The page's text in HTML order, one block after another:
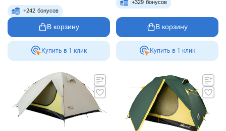
+242 бонусов
В корзину
Купить в 1 клик
+329 бонусов
В корзину
Купить в 1 клик